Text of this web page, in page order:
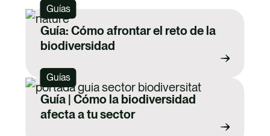
Guías
Guía: Cómo afrontar el reto de la
biodiversidad
Guías
Guía | Cómo la biodiversidad
afecta a tu sector